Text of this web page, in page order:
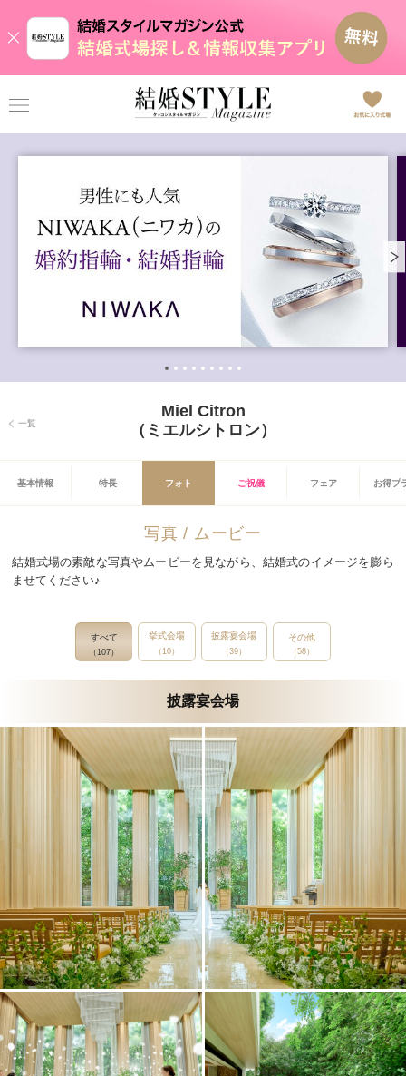
一覧
Miel Citron
（ミエルシトロン）
基本情報 特長 フォト ご祝儀 フェア お得プ
写真 / ムービー
結婚式場の素敵な写真やムービーを見ながら、結婚式のイメージを膨ら
ませてください♪
すべて
（107）
挙式会場
（10）
披露宴会場
（39）
その他
（58）
披露宴会場